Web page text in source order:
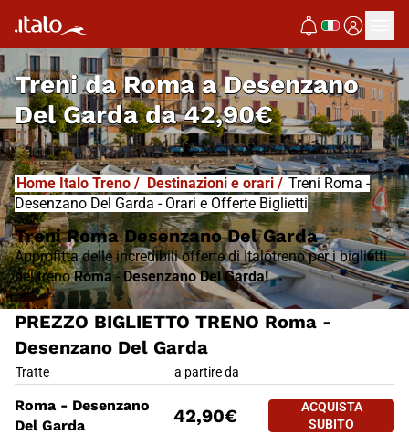
Treni daRoma a Desenzano
Del Gardada42,90€
Home Italo Treno / Destinazioni e orari / Treni Roma -
Desenzano Del Garda - Orari e Offerte Biglietti
Treni Roma Desenzano Del Garda
Approfitta delle incredibili offerte di Italotreno per i biglietti
del trenoRoma- Desenzano Del Garda!
PREZZO BIGLIETTO TRENO Roma -
Desenzano Del Garda
PREZZO BIGLIETTO TRENO
Tratte a partire da
ACQUISTA
Roma - Desenzano
Del Garda
42,90€
ACQUISTA
SUBITO
ROMA -
ITABUS